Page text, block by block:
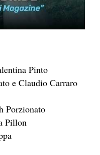
Pinto
e Claudio Carraro
Porzionato
Pillon